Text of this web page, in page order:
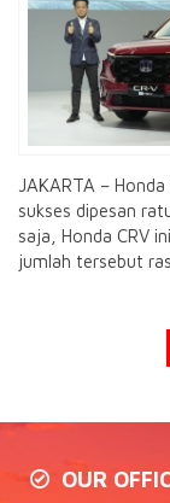
JAKARTA –
sukses dipesan
saja, Honda CRV
jumlah tersebut
OUR